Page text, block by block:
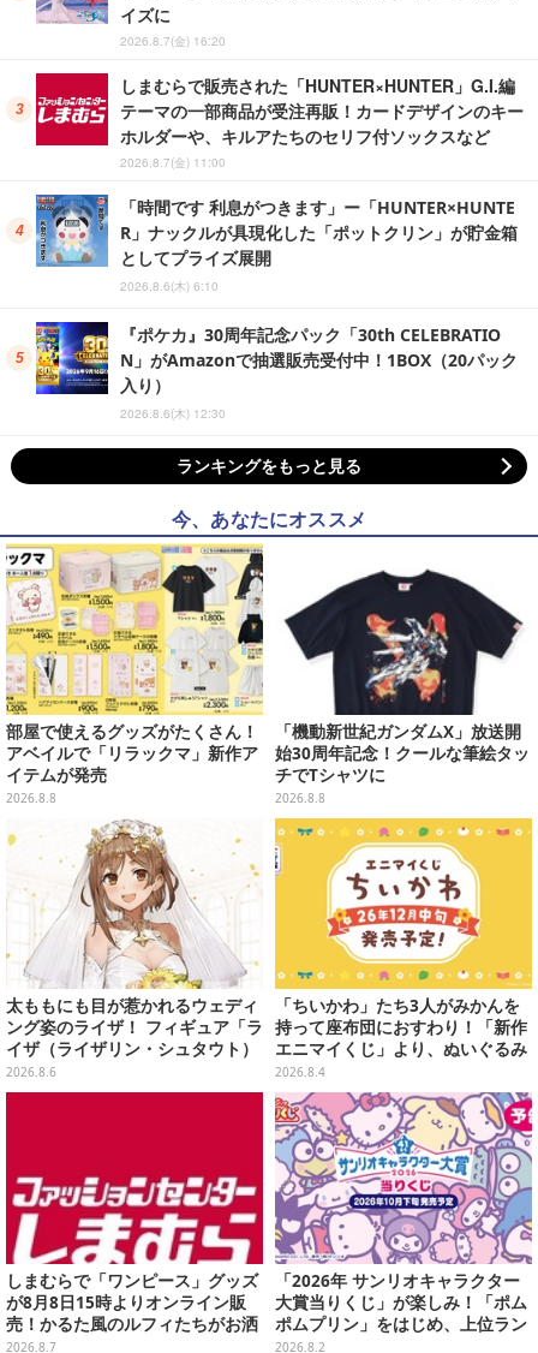
イズに
2026.8.7(金) 16:20
しまむらで販売された「HUNTER×HUNTER」G.I.編
テーマの一部商品が受注再販！カードデザインのキー
ホルダーや、キルアたちのセリフ付ソックスなど
2026.8.7(金) 11:00
「時間です 利息がつきます」ー「HUNTER×HUNTE
R」ナックルが具現化した「ポットクリン」が貯金箱
としてプライズ展開
2026.8.6(木) 6:10
『ポケカ』30周年記念パック「30th CELEBRATIO
N」がAmazonで抽選販売受付中！1BOX（20パック
入り）
2026.8.6(木) 12:30
ランキングをもっと見る
今、あなたにオススメ
部屋で使えるグッズがたくさん！
アベイルで「リラックマ」新作ア
イテムが発売
2026.8.8
「機動新世紀ガンダムX」放送開
始30周年記念！クールな筆絵タッ
チでTシャツに
2026.8.8
太ももにも目が惹かれるウェディ
ング姿のライザ！ フィギュア「ラ
イザ（ライザリン・シュタウト）
ウェディングStyle」が8月7日よ
り予約受付開始
2026.8.6
「ちいかわ」たち3人がみかんを
持って座布団におすわり！「新作
エニマイくじ」より、ぬいぐるみ
画像が初公開
2026.8.4
しまむらで「ワンピース」グッズ
が8月8日15時よりオンライン販
売！かるた風のルフィたちがお洒
落なバッグや、チョッパーが可愛
2026.8.7
「2026年 サンリオキャラクター
大賞当りくじ」が楽しみ！「ポム
ポムプリン」をはじめ、上位ラン
クインが登場するスペシャル企画
2026.8.2